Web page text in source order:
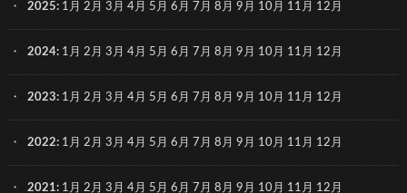
2025: 1月 2月 3月 4月 5月 6月 7月 8月 9月 10月 11月 12月
2024: 1月 2月 3月 4月 5月 6月 7月 8月 9月 10月 11月 12月
2023: 1月 2月 3月 4月 5月 6月 7月 8月 9月 10月 11月 12月
2022: 1月 2月 3月 4月 5月 6月 7月 8月 9月 10月 11月 12月
2021: 1月 2月 3月 4月 5月 6月 7月 8月 9月 10月 11月 12月